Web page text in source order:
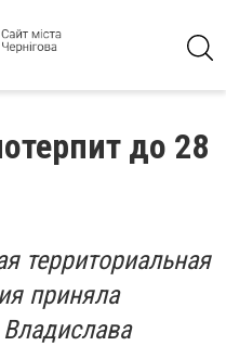
до 28
территориальная
приняла